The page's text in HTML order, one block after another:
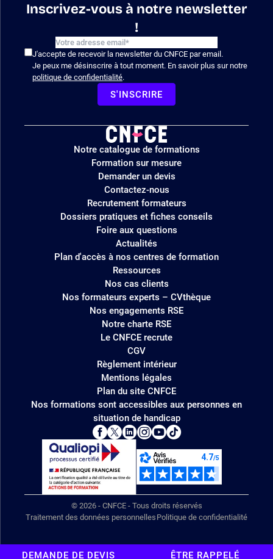
Inscrivez-vous à notre newsletter
!
J'accepte de recevoir la newsletter du CNFCE par email.
Je peux me désinscrire à tout moment. En savoir plus sur notre
politique de confidentialité.
S'INSCRIRE
Logo
site
Notre catalogue de formations
Formation sur mesure
Demander un devis
Contactez-nous
Recrutement formateurs
Dossiers pratiques et fiches conseils
Foire aux questions
Actualités
Plan d'accès à nos centres de formation
Ressources
Nos cas clients
Nos formateurs experts – CVthèque
Nos engagements RSE
Notre charte RSE
Le CNFCE recrute
CGV
Règlement intérieur
Mentions légales
Plan du site CNFCE
Nos formations sont accessibles aux personnes en
situation de handicap
© 2026 - CNFCE - Tous droits réservés
Traitement des données personnelles Politique de confidentialité
DEMANDE DE DEVIS ÊTRE RAPPELÉ